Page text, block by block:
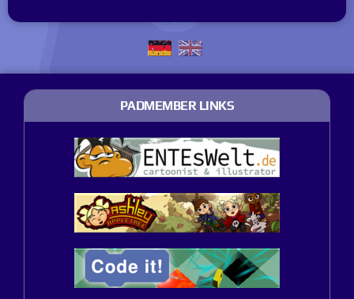
PADMEMBER LINKS